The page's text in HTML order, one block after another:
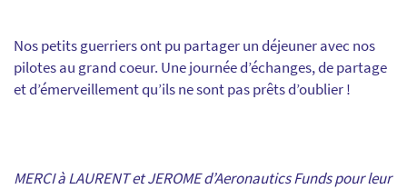
Nos petits guerriers ont pu partager un déjeuner avec nos
pilotes au grand coeur. Une journée d’échanges, de partage
et d’émerveillement qu’ils ne sont pas prêts d’oublier !
MERCI à LAURENT et JEROME d’Aeronautics Funds pour leur